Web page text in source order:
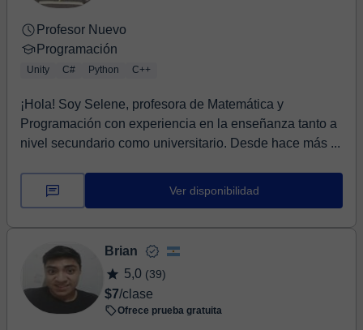
Profesor Nuevo
Programación
Unity C# Python C++
¡Hola! Soy Selene, profesora de Matemática y
Programación con experiencia en la enseñanza tanto a
nivel secundario como universitario. Desde hace más ...
Ver disponibilidad
Brian
5,0 (39)
$7/clase
Ofrece prueba gratuita